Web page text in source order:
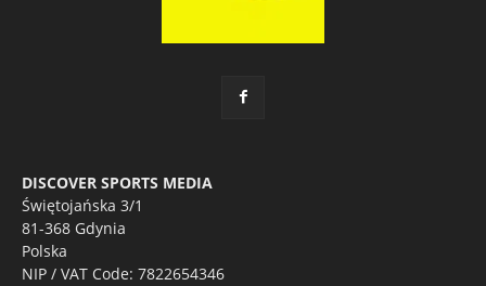
DISCOVER SPORTS MEDIA
Świętojańska 3/1
81-368 Gdynia
Polska
NIP / VAT Code: 7822654346